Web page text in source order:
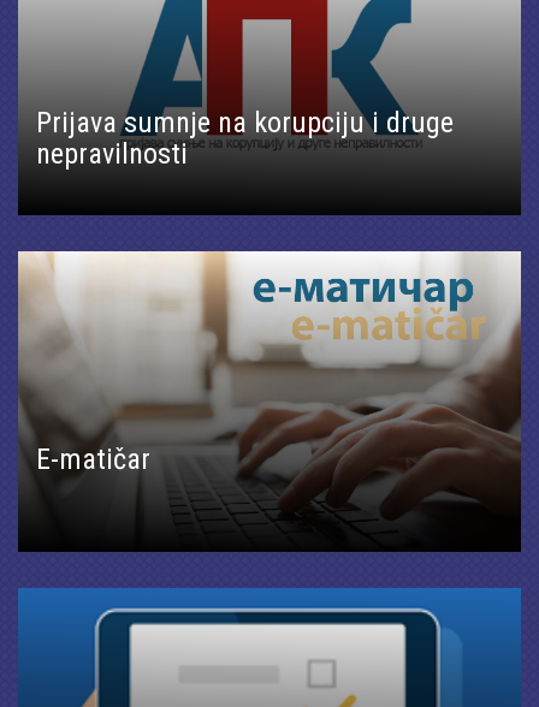
Prijava sumnje na korupciju i druge
nepravilnosti
E-matičar